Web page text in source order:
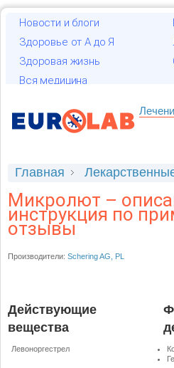
Новости и блоги
Здоровье от А до Я
Здоровая жизнь
Вся медицина
Главная
Микролют
Микролют –
инструкция по
отзывы
Производители: Schering AG, PL
Действующие
вещества
Левоноргестрел